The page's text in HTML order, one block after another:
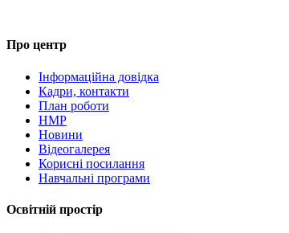
Про центр
Інформаційна довідка
Кадри, контакти
План роботи
НМР
Новини
Відеогалерея
Корисні посилання
Навчальні програми
Освітній простір